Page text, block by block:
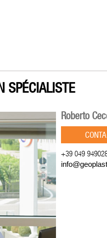
SPÉCIALISTE
Roberto
+39 049